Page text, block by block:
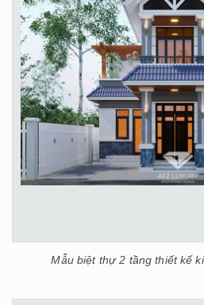
Mẫu biệt thự 2 tầng thiết kế